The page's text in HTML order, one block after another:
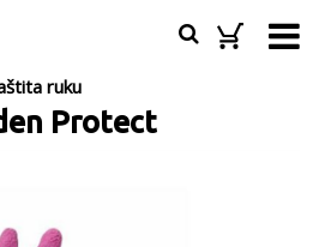
ruku
Protect